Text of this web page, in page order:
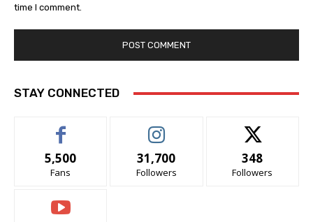
time I comment.
STAY CONNECTED
5,500
Fans
31,700
Followers
348
Followers